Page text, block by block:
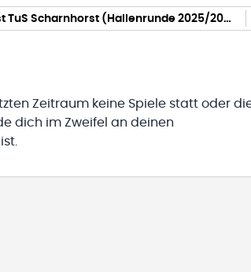
K09_Mini3.1 SpH Scharnhorst TuS Scharnhorst (Hallenrunde 2025/2026)
Zeitraum keine Spiele statt oder
dich im Zweifel an deinen